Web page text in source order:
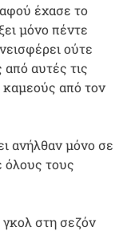
έχασε το
μόνο πέντε
ούτε
αυτές τις
καμεούς από τον
ανήλθαν μόνο σε
όλους τους
γκολ στη σεζόν